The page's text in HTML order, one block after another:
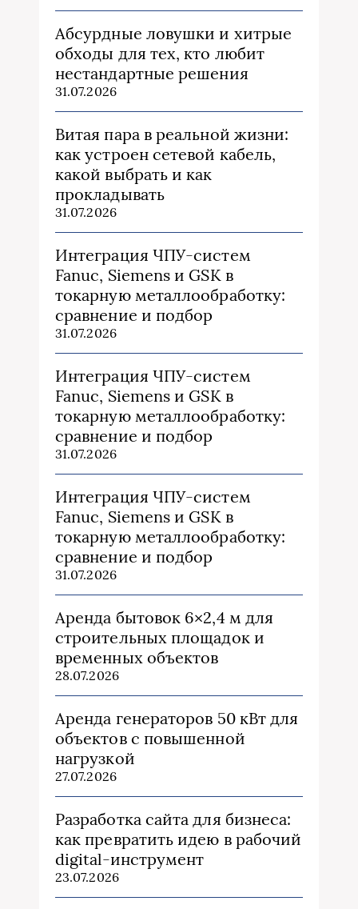
Абсурдные ловушки и хитрые
обходы для тех, кто любит
нестандартные решения
31.07.2026
Витая пара в реальной жизни:
как устроен сетевой кабель,
какой выбрать и как
прокладывать
31.07.2026
Интеграция ЧПУ-систем
Fanuc, Siemens и GSK в
токарную металлообработку:
сравнение и подбор
31.07.2026
Интеграция ЧПУ-систем
Fanuc, Siemens и GSK в
токарную металлообработку:
сравнение и подбор
31.07.2026
Интеграция ЧПУ-систем
Fanuc, Siemens и GSK в
токарную металлообработку:
сравнение и подбор
31.07.2026
Аренда бытовок 6×2,4 м для
строительных площадок и
временных объектов
28.07.2026
Аренда генераторов 50 кВт для
объектов с повышенной
нагрузкой
27.07.2026
Разработка сайта для бизнеса:
как превратить идею в рабочий
digital-инструмент
23.07.2026